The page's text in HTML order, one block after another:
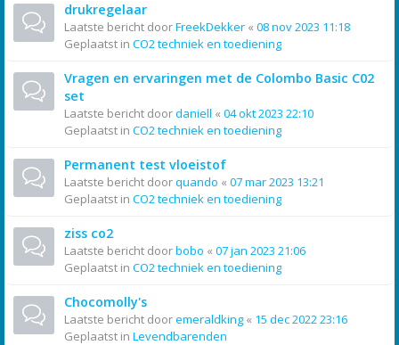
drukregelaar
Laatste bericht doorFreekDekker « 08 nov 2023 11:18
Geplaatst in CO2 techniek en toediening
Vragen en ervaringen met de Colombo Basic C02
set
Laatste bericht doordaniell « 04 okt 2023 22:10
Geplaatst in CO2 techniek en toediening
Permanent test vloeistof
Laatste bericht doorquando « 07 mar 2023 13:21
Geplaatst in CO2 techniek en toediening
ziss co2
Laatste bericht doorbobo « 07 jan 2023 21:06
Geplaatst in CO2 techniek en toediening
Chocomolly's
Laatste bericht dooremeraldking « 15 dec 2022 23:16
Geplaatst in Levendbarenden